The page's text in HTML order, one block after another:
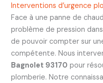
Interventions d’urgence
Face à une panne de
problème de pression dans
de pouvoir compter sur
compétente. Nous
Bagnolet 93170 pour
plomberie. Notre